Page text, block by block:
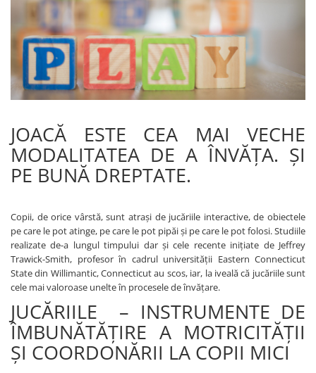
LEAGANE PENTRU COPII
BALANSOAR COPII
CASUTE SI CORTURI COPII
TROTINETE COPII
MAŞINUŢE DE ÎMPINS
SPORT IN AER LIBER
SANIE
VEHICULE
JOCURI DE ROL
JUCĂRII MUZICALE
PĂPUȘI ȘI ACCESORII
DIVERSE
JOCURI DE SOCIETATE
CĂRUCIOARE COPII
CĂRUCIOARE 3 IN 1
CĂRUCIOARE 2 in 1
CĂRUCIOARE SPORT
MARSUPII SI HAMURI
Dino Bikes
Djeco
Egmont Toys
Eichhorn
Fakopancs
Free & Easy
Goliath
Hubner
Huch!
IQ Booster
JaBaDaBaDo
Jada Toys
John
Lego Duplo
JOACĂ ESTE CEA MAI VECHE
MODALITATEA DE A ÎNVĂŢA. ŞI
PE BUNĂ DREPTATE.
Copii, de orice vârstă, sunt atraşi de jucăriile interactive, de obiectele
pe care le pot atinge, pe care le pot pipăi şi pe care le pot folosi. Studiile
realizate de-a lungul timpului dar şi cele recente iniţiate de Jeffrey
Trawick-Smith, profesor în cadrul universității Eastern Connecticut
State din Willimantic, Connecticut au scos, iar, la iveală că jucăriile sunt
cele mai valoroase unelte în procesele de învăţare.
JUCĂRIILE – INSTRUMENTE DE
ÎMBUNĂTĂȚIRE A MOTRICITĂŢII
ŞI COORDONĂRII LA COPII MICI